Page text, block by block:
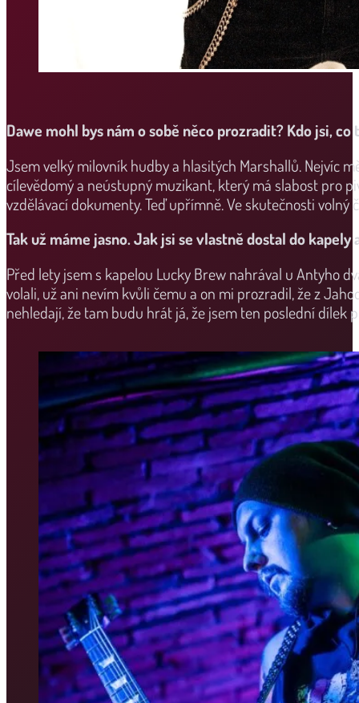
Dawe mohl bys nám o sobě něco prozradit? Kdo jsi, co
Jsem velký milovník hudby a hlasitých Marshallů. Nejvíc
cílevědomý a neústupný muzikant, který má slabost pro
vzdělávací dokumenty. Teď upřímně. Ve skutečnosti
Tak už máme jasno. Jak jsi se vlastně dostal do
Před lety jsem s kapelou Lucky Brew nahrával u Antyho
volali, už ani nevím kvůli čemu a on mi prozradil, že z
nehledají, že tam budu hrát já, že jsem ten poslední dílek